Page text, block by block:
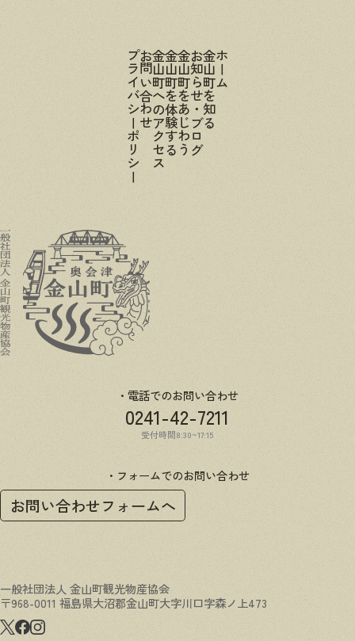
ホーム
金山町を知る
お知らせ・ブログ
金山町をあじわう
金山町を体験する
金山町へのアクセス
お問い合わせ
プライバシーポリシー
電話でのお問い合わせ
0241-42-7211
受付時間8:30~17:15
フォームでのお問い合わせ
お問い合わせフォームへ
一般社団法人 金山町観光物産協会
〒968-0011 福島県大沼郡金山町大字川口字森ノ上473